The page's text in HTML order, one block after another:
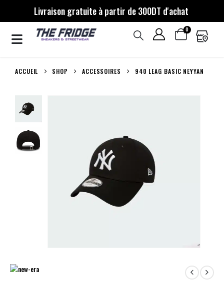
Livraison gratuite à partir de 300DT d'achat
0
ACCUEIL SHOP ACCESSOIRES 940 LEAG BASIC NEYYAN